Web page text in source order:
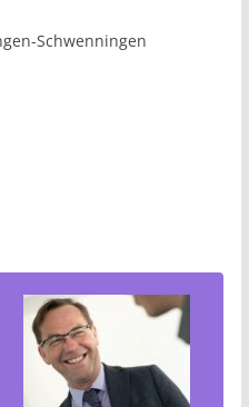
Schwenningen